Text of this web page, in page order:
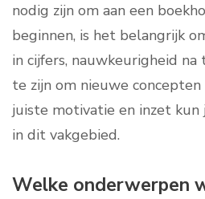
nodig zijn om aan een
beginnen, is het belangrijk
in cijfers, nauwkeurigheid
te zijn om nieuwe
juiste motivatie en inzet kun
in dit vakgebied.
Welke onderwerpen